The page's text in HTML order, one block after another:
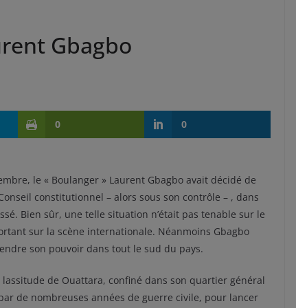
Gbagbo
0 0
le « Boulanger » Laurent Gbagbo avait décidé de
constitutionnel – alors sous son contrôle – , dans
Bien sûr, une telle situation n’était pas tenable sur le
sur la scène internationale. Néanmoins Gbagbo
son pouvoir dans tout le sud du pays.
de Ouattara, confiné dans son quartier général
de nombreuses années de guerre civile, pour lancer